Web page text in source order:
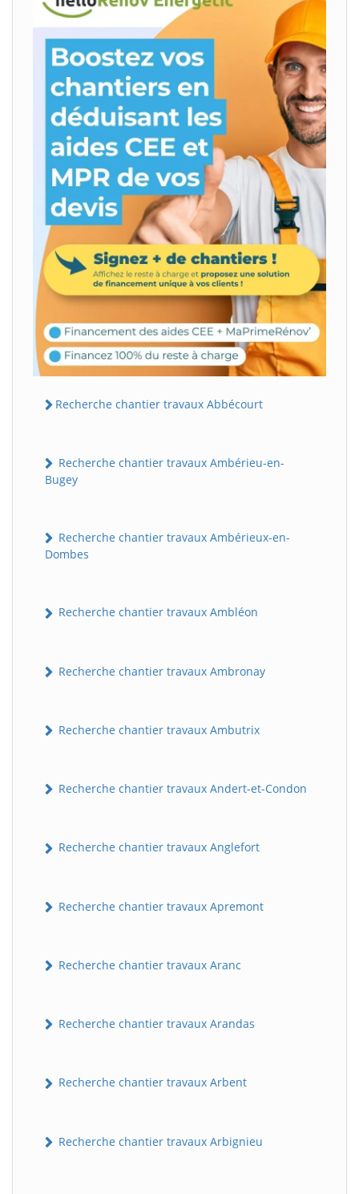
Recherche chantier travaux Abbécourt
Recherche chantier travaux Ambérieu-en-
Bugey
Recherche chantier travaux Ambérieux-en-
Dombes
Recherche chantier travaux Ambléon
Recherche chantier travaux Ambronay
Recherche chantier travaux Ambutrix
Recherche chantier travaux Andert-et-Condon
Recherche chantier travaux Anglefort
Recherche chantier travaux Apremont
Recherche chantier travaux Aranc
Recherche chantier travaux Arandas
Recherche chantier travaux Arbent
Recherche chantier travaux Arbignieu